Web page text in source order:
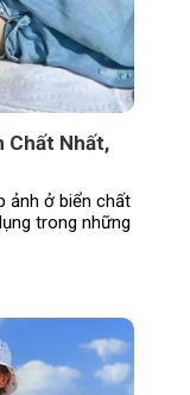
Chất Nhất,
ảnh ở biển chất
trong những